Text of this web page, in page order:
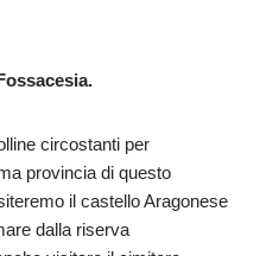
circostanti per
provincia di questo
il castello Aragonese
dalla riserva